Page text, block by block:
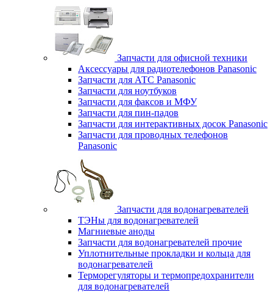
Запчасти для офисной техники
Аксессуары для радиотелефонов Panasonic
Запчасти для АТС Panasonic
Запчасти для ноутбуков
Запчасти для факсов и МФУ
Запчасти для пин-падов
Запчасти для интерактивных досок Panasonic
Запчасти для проводных телефонов
Panasonic
Запчасти для водонагревателей
ТЭНы для водонагревателей
Магниевые аноды
Запчасти для водонагревателей прочие
Уплотнительные прокладки и кольца для
водонагревателей
Терморегуляторы и термопредохранители
для водонагревателей